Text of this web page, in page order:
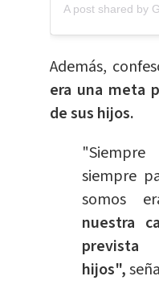
Además,
era una meta
de sus hijos.
siempre
somos
nuestra
prevista
hijos",